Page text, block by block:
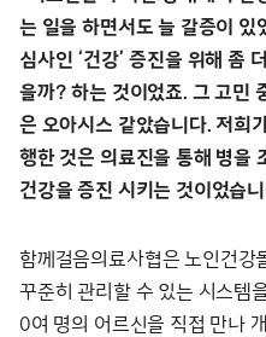
는 일을 하면서도 늘 갈증이 있
심사인 ‘건강’ 증진을 위해 좀
을까? 하는 것이었죠. 그 고민
은 오아시스 같았습니다. 저희
행한 것은 의료진을 통해 병을
건강을 증진 시키는 것이었습
함께걸음의료사협은 노인건강
꾸준히 관리할 수 있는 시스템
0여 명의 어르신을 직접 만나